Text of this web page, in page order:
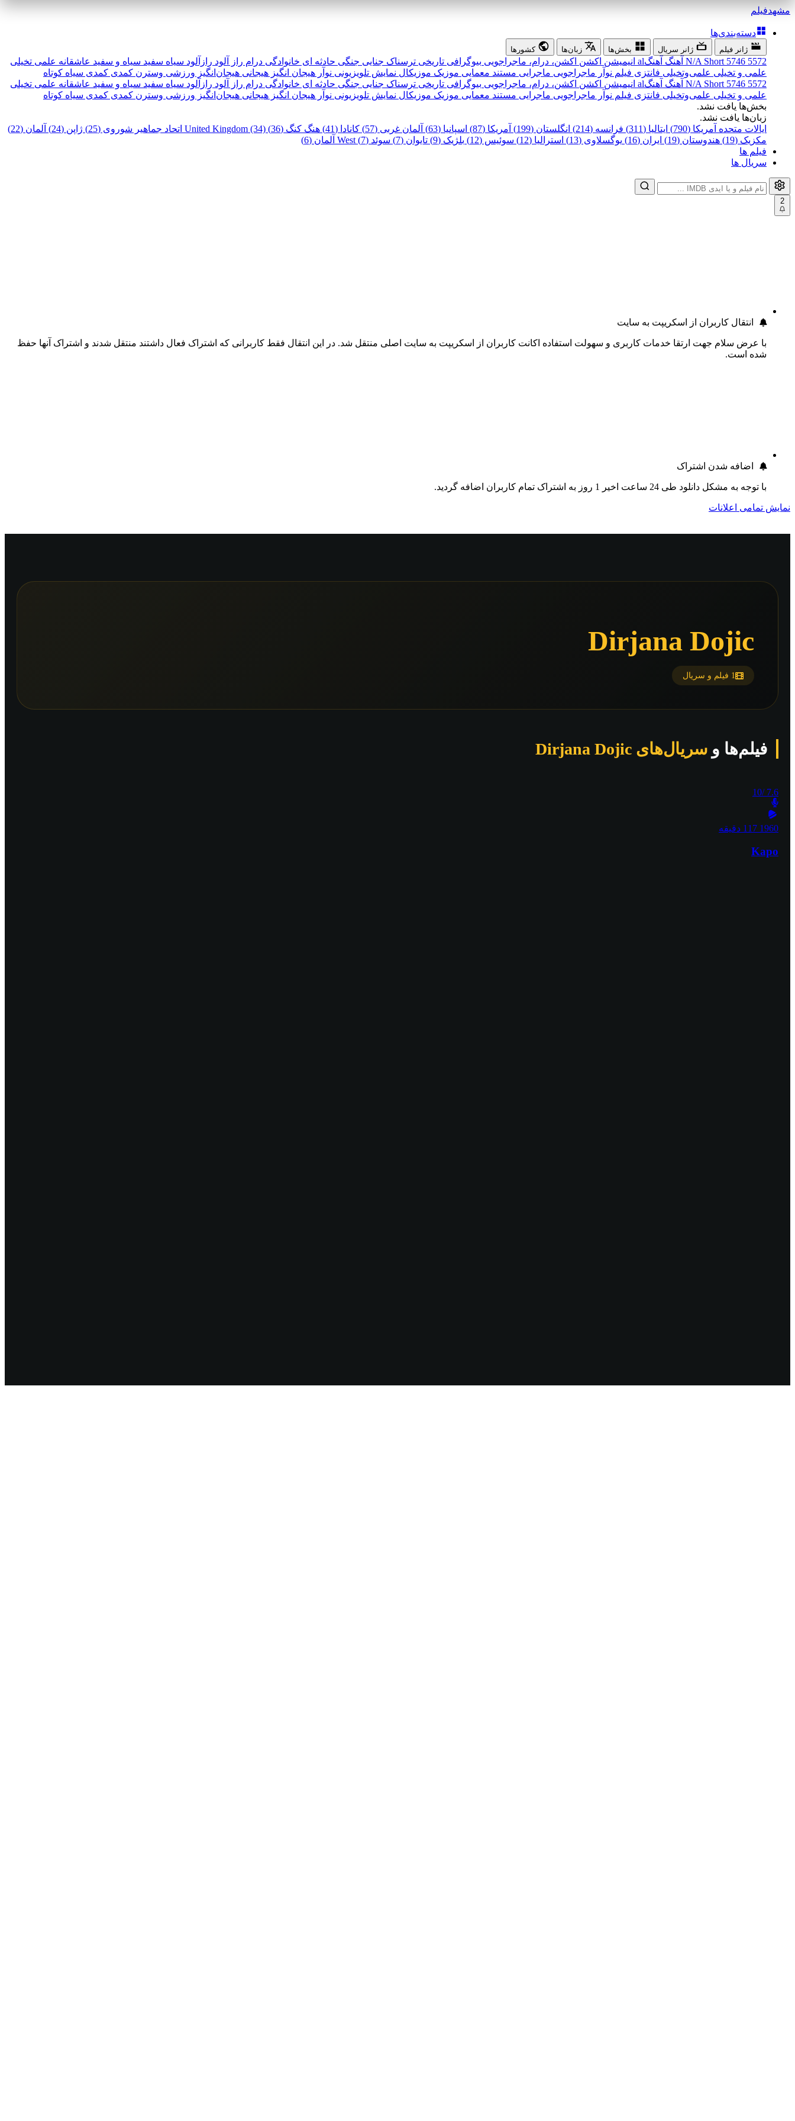
مشهدفیلم
دسته‌بندی‌ها
ژانر فیلم ژانر سریال بخش‌ها زبان‌ها کشورها
5572
5746
N/A Short آهنگ آهنگal انیمیشن اکشن اکشن، درام، ماجراجویی بیوگرافی تاریخی ترسناک جنایی جنگی حادثه ای خانوادگی درام راز آلود رازآلود سیاه سفید سیاه و سفید عاشقانه علمی تخیلی
علمی و تخیلی علمی‌و‌تخیلی فانتزی فیلم نوآر ماجراجویی ماجرایی مستند معمایی موزیک موزیکال نمایش تلویزیونی نوآر هیجان انگیز هیجانی هیجان‌انگیز ورزشی وسترن کمدی کمدی سیاه کوتاه
5572
5746
N/A Short آهنگ آهنگal انیمیشن اکشن اکشن، درام، ماجراجویی بیوگرافی تاریخی ترسناک جنایی جنگی حادثه ای خانوادگی درام راز آلود رازآلود سیاه سفید سیاه و سفید عاشقانه علمی تخیلی
علمی و تخیلی علمی‌و‌تخیلی فانتزی فیلم نوآر ماجراجویی ماجرایی مستند معمایی موزیک موزیکال نمایش تلویزیونی نوآر هیجان انگیز هیجانی هیجان‌انگیز ورزشی وسترن کمدی کمدی سیاه کوتاه
بخش‌ها یافت نشد.
زبان‌ها یافت نشد.
ایالات متحده آمریکا (790)
ایتالیا (311) فرانسه (214) انگلستان (199) آمریکا (87) اسپانیا (63) آلمان غربی (57) کانادا (41) هنگ کنگ (36) United Kingdom (34) اتحاد جماهیر شوروی (25) ژاپن (24)
آلمان (22)
مکزیک (19)
هندوستان (19) ایران (16) یوگسلاوی (13) استرالیا (12) سوئیس (12) بلژیک (9) تایوان (7) سوئد (7)
West آلمان (6)
فیلم ها
سریال ها
2
انتقال کاربران از اسکریپت به سایت
با عرض سلام جهت ارتقا خدمات کاربری و سهولت استفاده اکانت کاربران از اسکریپت به سایت اصلی منتقل شد. در این انتقال فقط کاربرانی که اشتراک فعال داشتند منتقل شدند و اشتراک آنها حفظ
شده است.
اضافه شدن اشتراک
با توجه به مشکل دانلود طی 24 ساعت اخیر 1 روز به اشتراک تمام کاربران اضافه گردید.
نمایش تمامی اعلانات
Dirjana Dojic
1 فیلم و سریال
فیلم‌ها و سریال‌های Dirjana Dojic
7.6
/10
1960 117 دقیقه
Kapo